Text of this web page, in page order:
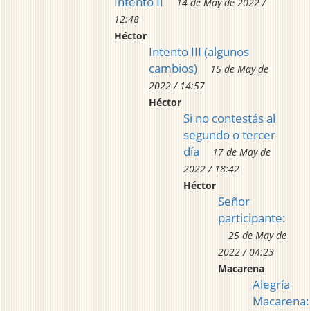
12:48
Héctor
Intento III (algunos
cambios)
15 de May de
2022 / 14:57
Héctor
Si no contestás al
segundo o tercer
día
17 de May de
2022 / 18:42
Héctor
Señor
participante:
25 de May de
2022 / 04:23
Macarena
Alegría
Macarena: